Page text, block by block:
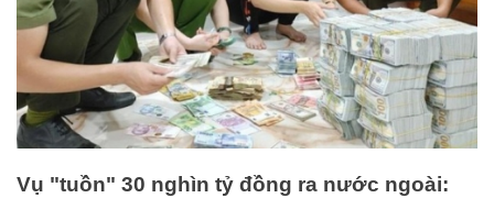
Vụ "tuồn" 30 nghìn tỷ đồng ra nước ngoài: